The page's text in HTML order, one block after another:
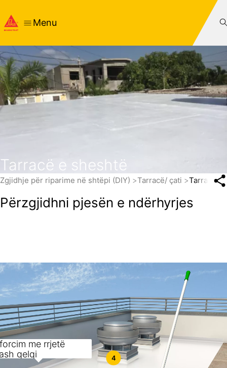
Menu
Tarracë e sheshtë
Zgjidhje për riparime në shtëpi (DIY) Tarracë/ çati Tarracë e
Përzgjidhni pjesën e ndërhyrjes
me rrjetë
qelqi
4